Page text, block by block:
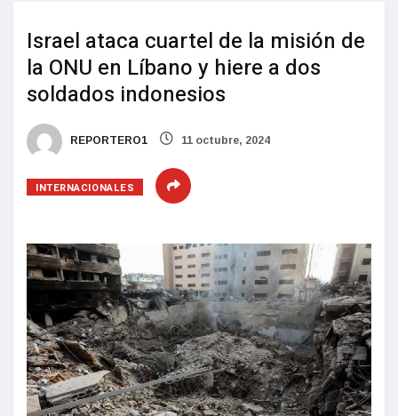
Israel ataca cuartel de la misión de
la ONU en Líbano y hiere a dos
soldados indonesios
REPORTERO1 11 octubre, 2024
INTERNACIONALES